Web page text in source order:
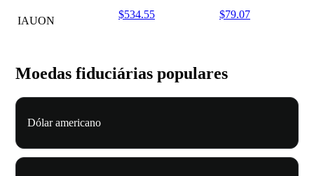
IAUON
$534.55 $79.07
Moedas fiduciárias populares
Dólar americano